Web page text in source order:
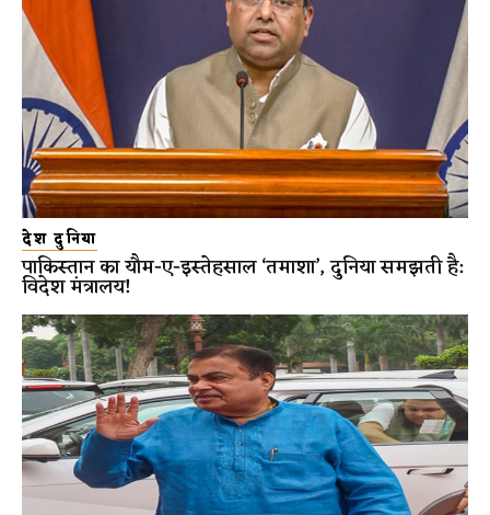
देश दुनिया
पाकिस्तान का यौम-ए-इस्तेहसाल ‘तमाशा’, दुनिया समझती है:
विदेश मंत्रालय!